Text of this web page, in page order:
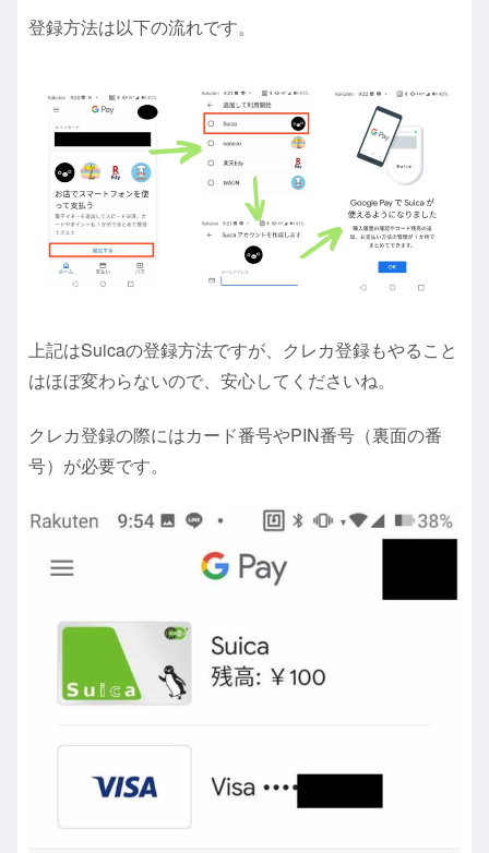
登録方法は以下の流れです。
上記はSuicaの登録方法ですが、クレカ登録もやること
はほぼ変わらないので、安心してくださいね。
クレカ登録の際にはカード番号やPIN番号（裏面の番
号）が必要です。